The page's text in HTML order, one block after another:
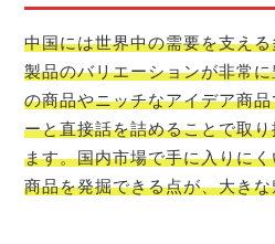
中国には世界中の需要を支え
製品のバリエーションが非常
の商品やニッチなアイデア商
ーと直接話を詰めることで取
ます。国内市場で手に入りに
商品を発掘できる点が、大き